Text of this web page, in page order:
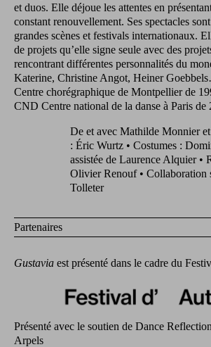
et duos. Elle déjoue les attentes en
constant renouvellement. Ses spectacles
grandes scènes et festivals internationaux.
de projets qu’elle signe seule avec des
rencontrant différentes personnalités du
Katerine, Christine Angot, Heiner
Centre chorégraphique de Montpellier de
CND Centre national de la danse à Paris de
De et avec Mathilde Monnier
: Éric Wurtz • Costumes :
assistée de Laurence Alquier •
Olivier Renouf • Collaboration
Tolleter
Partenaires
Gustavia est présenté dans le cadre du
Présenté avec le soutien de Dance
Arpels